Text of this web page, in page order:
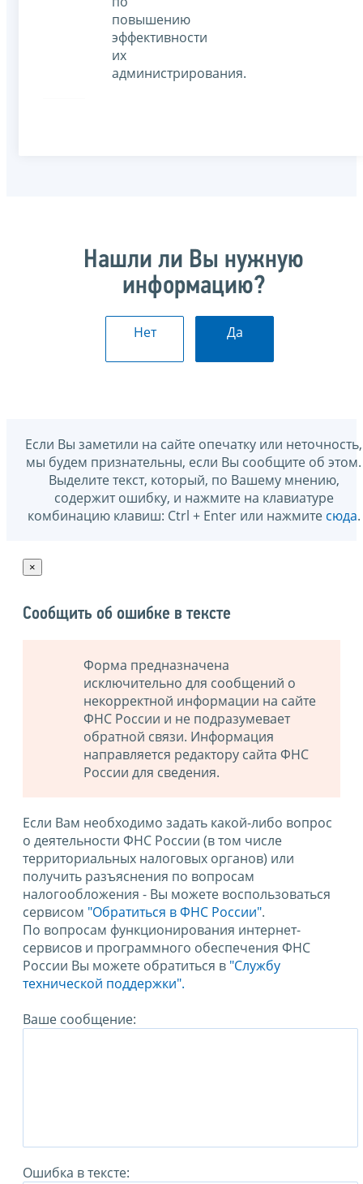
повышению
эффективности
их
администрирования.
Нашли ли Вы нужную
информацию?
Нет Да
Если Вы заметили на сайте опечатку или неточность,
мы будем признательны, если Вы сообщите об этом.
Выделите текст, который, по Вашему мнению,
содержит ошибку, и нажмите на клавиатуре
комбинацию клавиш: Ctrl + Enter или нажмите сюда.
×
Сообщить об ошибке в тексте
Форма предназначена
исключительно для сообщений о
некорректной информации на сайте
ФНС России и не подразумевает
обратной связи. Информация
направляется редактору сайта ФНС
России для сведения.
Если Вам необходимо задать какой-либо вопрос
о деятельности ФНС России (в том числе
территориальных налоговых органов) или
получить разъяснения по вопросам
налогообложения - Вы можете воспользоваться
сервисом "Обратиться в ФНС России".
По вопросам функционирования интернет-
сервисов и программного обеспечения ФНС
России Вы можете обратиться в "Службу
технической поддержки".
Ваше сообщение:
Ошибка в тексте: